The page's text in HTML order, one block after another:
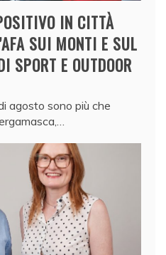
IN CITTÀ
SUI MONTI E SUL
SPORT E OUTDOOR
agosto sono più che